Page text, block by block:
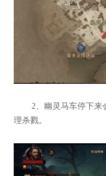
2、幽灵马车停下来
理杀戮。